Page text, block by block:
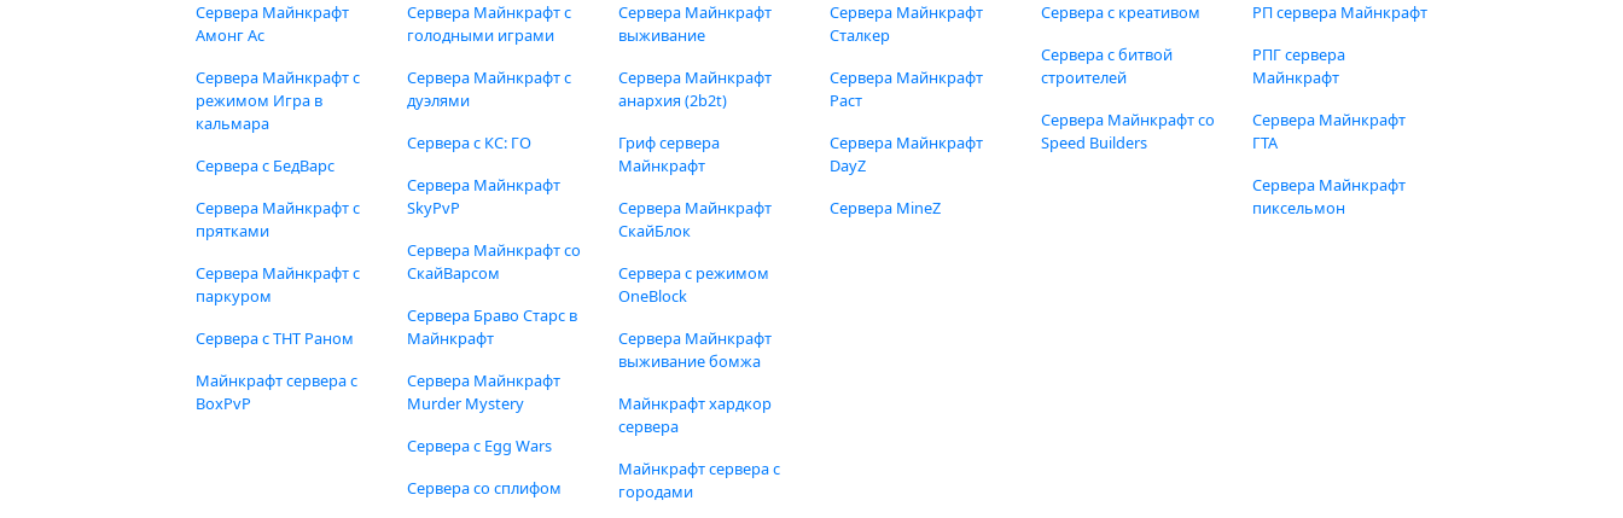
Сервера Майнкрафт
Амонг Ас
Сервера Майнкрафт с
режимом Игра в
кальмара
Сервера с БедВарс
Сервера Майнкрафт с
прятками
Сервера Майнкрафт с
паркуром
Сервера с ТНТ Раном
Майнкрафт сервера с
BoxPvP
Сервера Майнкрафт с
голодными играми
Сервера Майнкрафт с
дуэлями
Сервера с КС: ГО
Сервера Майнкрафт
SkyPvP
Сервера Майнкрафт со
СкайВарсом
Сервера Браво Старс в
Майнкрафт
Сервера Майнкрафт
Murder Mystery
Сервера с Egg Wars
Сервера со сплифом
Сервера Майнкрафт
выживание
Сервера Майнкрафт
анархия (2b2t)
Гриф сервера
Майнкрафт
Сервера Майнкрафт
СкайБлок
Сервера с режимом
OneBlock
Сервера Майнкрафт
выживание бомжа
Майнкрафт хардкор
сервера
Майнкрафт сервера с
городами
Сервера Майнкрафт
Сталкер
Сервера Майнкрафт
Раст
Сервера Майнкрафт
DayZ
Сервера MineZ
Сервера с креативом
Сервера с битвой
строителей
Сервера Майнкрафт со
Speed Builders
РП сервера Майнкрафт
РПГ сервера
Майнкрафт
Сервера Майнкрафт
ГТА
Сервера Майнкрафт
пиксельмон